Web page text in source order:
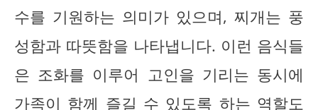
수를 기원하는 의미가 있으며, 찌개는 풍
성함과 따뜻함을 나타냅니다. 이런 음식들
은 조화를 이루어 고인을 기리는 동시에
가족이 함께 즐길 수 있도록 하는 역할도